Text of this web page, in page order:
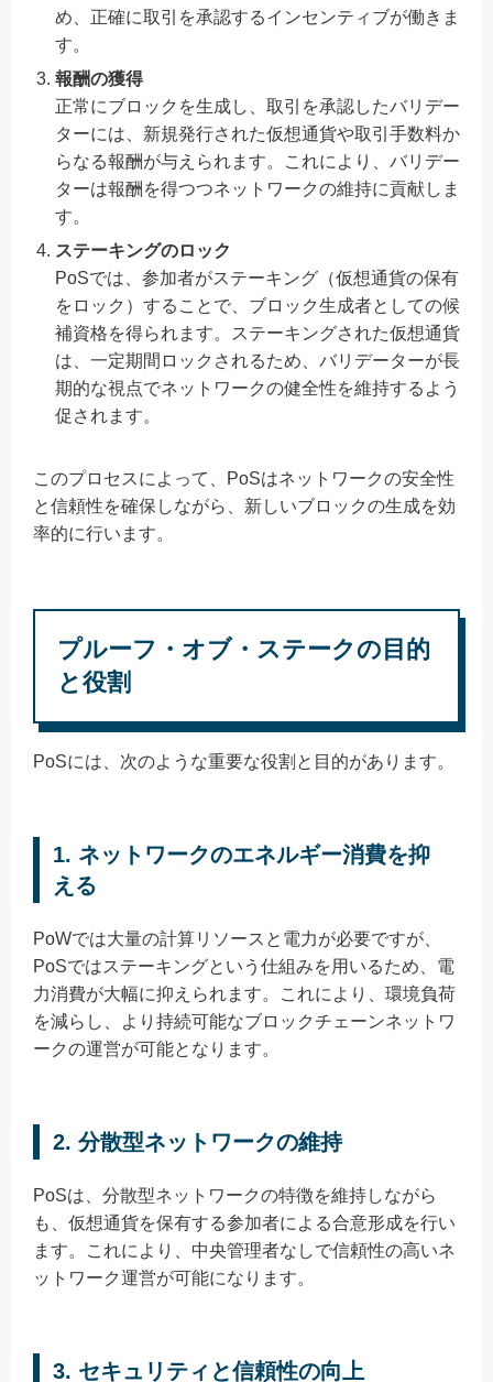
め、正確に取引を承認するインセンティブが働きま
す。
報酬の獲得
正常にブロックを生成し、取引を承認したバリデー
ターには、新規発行された仮想通貨や取引手数料か
らなる報酬が与えられます。これにより、バリデー
ターは報酬を得つつネットワークの維持に貢献しま
す。
ステーキングのロック
PoSでは、参加者がステーキング（仮想通貨の保有
をロック）することで、ブロック生成者としての候
補資格を得られます。ステーキングされた仮想通貨
は、一定期間ロックされるため、バリデーターが長
期的な視点でネットワークの健全性を維持するよう
促されます。
このプロセスによって、PoSはネットワークの安全性
と信頼性を確保しながら、新しいブロックの生成を効
率的に行います。
プルーフ・オブ・ステークの目的
と役割
PoSには、次のような重要な役割と目的があります。
1. ネットワークのエネルギー消費を抑
える
PoWでは大量の計算リソースと電力が必要ですが、
PoSではステーキングという仕組みを用いるため、電
力消費が大幅に抑えられます。これにより、環境負荷
を減らし、より持続可能なブロックチェーンネットワ
ークの運営が可能となります。
2. 分散型ネットワークの維持
PoSは、分散型ネットワークの特徴を維持しながら
も、仮想通貨を保有する参加者による合意形成を行い
ます。これにより、中央管理者なしで信頼性の高いネ
ットワーク運営が可能になります。
3. セキュリティと信頼性の向上